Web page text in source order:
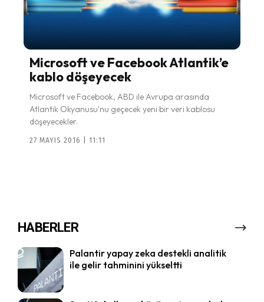
Microsoft ve Facebook Atlantik’e
kablo döşeyecek
Microsoft ve Facebook, ABD ile Avrupa arasında
Atlantik Okyanusu'nu geçecek yeni bir veri kablosu
döşeyecekler.
27 MAYIS 2016 | 11:11
HABERLER
Palantir yapay zeka destekli analitik
ile gelir tahminini yükseltti